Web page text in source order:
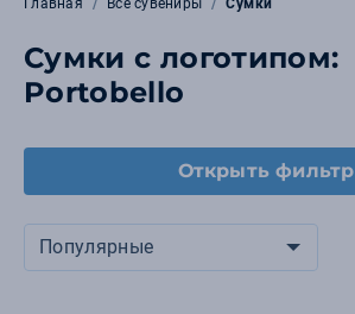
Главная Все сувениры Сумки
Сумки с логотипом:
Portobello
Открыть фильтр
Популярные